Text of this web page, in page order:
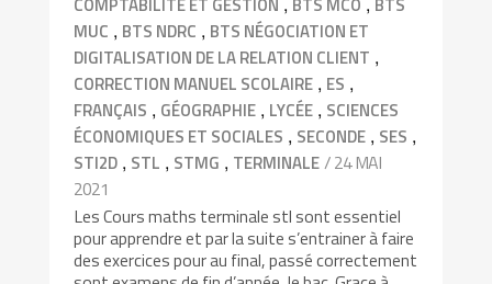
MUC , BTS NDRC , BTS NÉGOCIATION ET
DIGITALISATION DE LA RELATION CLIENT ,
CORRECTION MANUEL SCOLAIRE , ES ,
FRANÇAIS , GÉOGRAPHIE , LYCÉE , SCIENCES
ÉCONOMIQUES ET SOCIALES , SECONDE , SES ,
STI2D , STL , STMG , TERMINALE/ 24 MAI
2021
Les Cours maths terminale stl sont essentiel
pour apprendre et par la suite s’entrainer à faire
des exercices pour au final, passé correctement